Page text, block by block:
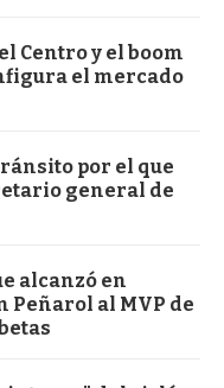
Centro y el boom
el mercado
por el que
general de
alcanzó en
Peñarol al MVP de